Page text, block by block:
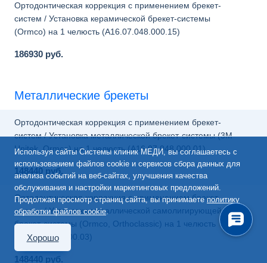
Ортодонтическая коррекция с применением брекет-
систем / Установка керамической брекет-системы
(Ormco) на 1 челюсть (A16.07.048.000.15)
186930 руб.
Металлические брекеты
Ортодонтическая коррекция с применением брекет-
систем / Установка металлической брекет-системы (3М-
Unitek, Ormco) на 1 челюсть (A16.07.048.000.01)
148440 руб.
Ортодонтическая коррекция с применением брекет-
систем / Установка металлической самолигирующей
брекет-системы (Оrmco, Orthoclassic) на 1 челюсть
(A16.07.048.000.03)
148440 руб.
Используя сайты Системы клиник МЕДИ, вы соглашаетесь с
использованием файлов cookie и сервисов сбора данных для
анализа событий на веб-сайтах, улучшения качества
обслуживания и настройки маркетинговых предложений.
Продолжая просмотр страниц сайта, вы принимаетеполитику
обработки файлов cookie.
Хорошо